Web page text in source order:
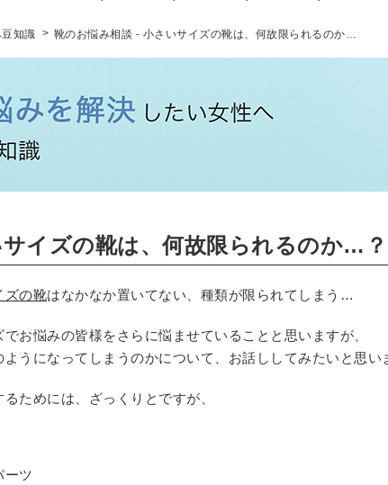
知識 靴のお悩み相談 - 小さいサイズの靴は、何故限られるのか…
イズの靴は、何故限られるのか…？
ズの靴はなかなか置いてない、種類が限られてしまう…
でお悩みの皆様をさらに悩ませていることと思いますが、
うになってしまうのかについて、お話ししてみたいと思い
ためには、ざっくりとですが、
ーツ